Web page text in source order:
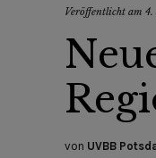
Veröffentlicht am
von UVBB